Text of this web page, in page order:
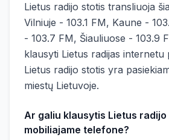
Lietus radijo stotis transliuoja
Vilniuje - 103.1 FM, Kaune -
- 103.7 FM, Šiauliuose - 103.9
klausyti Lietus radijas internetu
Lietus radijo stotis yra
miestų Lietuvoje.
Ar galiu klausytis Lietus
mobiliajame telefone?